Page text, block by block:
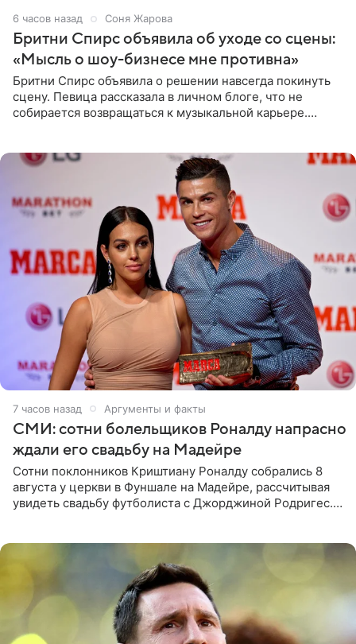
6 часов назад Соня Жарова
Бритни Спирс объявила об уходе со сцены:
«Мысль о шоу-бизнесе мне противна»
Бритни Спирс объявила о решении навсегда покинуть
сцену. Певица рассказала в личном блоге, что не
собирается возвращаться к музыкальной карьере.
7 часов назад Аргументы и факты
СМИ: сотни болельщиков Роналду напрасно
ждали его свадьбу на Мадейре
Сотни поклонников Криштиану Роналду собрались 8
августа у церкви в Фуншале на Мадейре, рассчитывая
увидеть свадьбу футболиста с Джорджиной Родригес.